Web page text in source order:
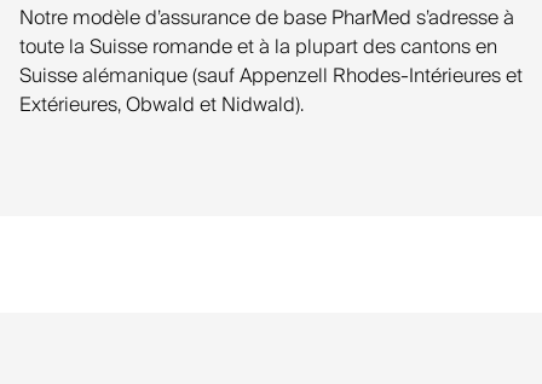
Notre modèle d’assurance de base PharMed s’adresse à
toute la Suisse romande et à la plupart des cantons en
Suisse alémanique (sauf Appenzell Rhodes-Intérieures et
Extérieures, Obwald et Nidwald).